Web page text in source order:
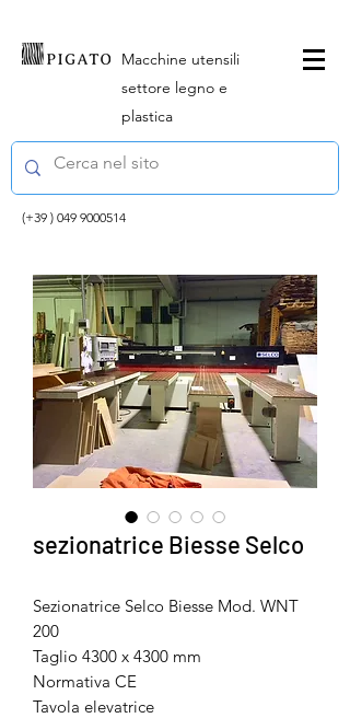
Macchine utensili
settore legno e
plastica
(+39 ) 049 9000514
sezionatrice Biesse Selco
Sezionatrice Selco Biesse Mod. WNT
200
Taglio 4300 x 4300 mm
Normativa CE
Tavola elevatrice